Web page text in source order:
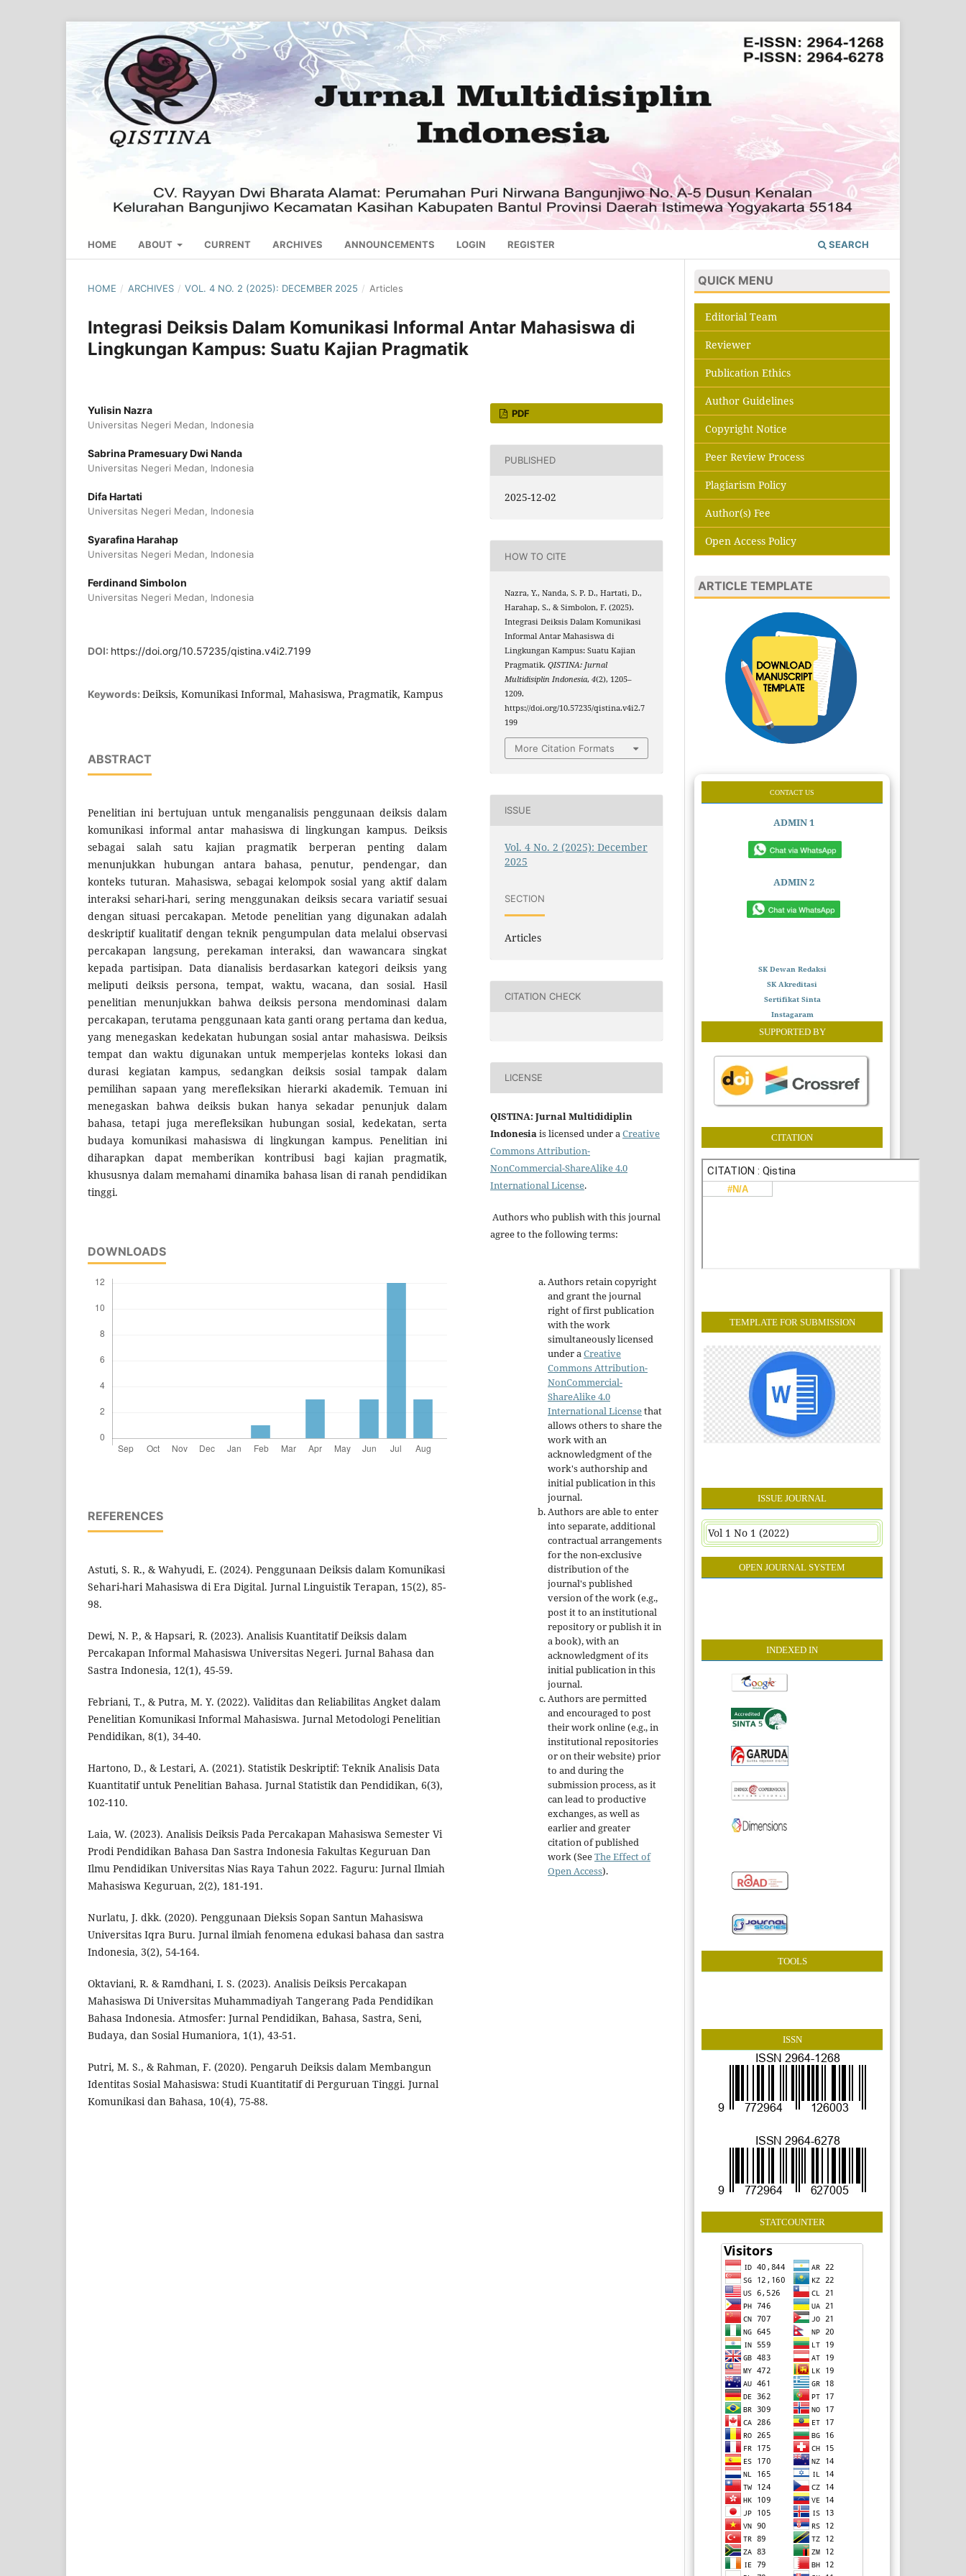
HOME ABOUT CURRENT ARCHIVES ANNOUNCEMENTS LOGIN REGISTER SEARCH
HOME / ARCHIVES / VOL. 4 NO. 2 (2025): DECEMBER 2025 / Articles
Integrasi Deiksis Dalam Komunikasi Informal Antar Mahasiswa di
Lingkungan Kampus: Suatu Kajian Pragmatik
Yulisin Nazra
Universitas Negeri Medan, Indonesia
Sabrina Pramesuary Dwi Nanda
Universitas Negeri Medan, Indonesia
Difa Hartati
Universitas Negeri Medan, Indonesia
Syarafina Harahap
Universitas Negeri Medan, Indonesia
Ferdinand Simbolon
Universitas Negeri Medan, Indonesia
DOI: https://doi.org/10.57235/qistina.v4i2.7199
Keywords: Deiksis, Komunikasi Informal, Mahasiswa, Pragmatik, Kampus
ABSTRACT
Penelitian ini bertujuan untuk menganalisis penggunaan deiksis dalam
komunikasi informal antar mahasiswa di lingkungan kampus. Deiksis
sebagai salah satu kajian pragmatik berperan penting dalam
menunjukkan hubungan antara bahasa, penutur, pendengar, dan
konteks tuturan. Mahasiswa, sebagai kelompok sosial yang aktif dalam
interaksi sehari-hari, sering menggunakan deiksis secara variatif sesuai
dengan situasi percakapan. Metode penelitian yang digunakan adalah
deskriptif kualitatif dengan teknik pengumpulan data melalui observasi
percakapan langsung, perekaman interaksi, dan wawancara singkat
kepada partisipan. Data dianalisis berdasarkan kategori deiksis yang
meliputi deiksis persona, tempat, waktu, wacana, dan sosial. Hasil
penelitian menunjukkan bahwa deiksis persona mendominasi dalam
percakapan, terutama penggunaan kata ganti orang pertama dan kedua,
yang menegaskan kedekatan hubungan sosial antar mahasiswa. Deiksis
tempat dan waktu digunakan untuk memperjelas konteks lokasi dan
durasi kegiatan kampus, sedangkan deiksis sosial tampak dalam
pemilihan sapaan yang merefleksikan hierarki akademik. Temuan ini
menegaskan bahwa deiksis bukan hanya sekadar penunjuk dalam
bahasa, tetapi juga merefleksikan hubungan sosial, kedekatan, serta
budaya komunikasi mahasiswa di lingkungan kampus. Penelitian ini
diharapkan dapat memberikan kontribusi bagi kajian pragmatik,
khususnya dalam memahami dinamika bahasa lisan di ranah pendidikan
tinggi.
DOWNLOADS
REFERENCES
Astuti, S. R., & Wahyudi, E. (2024). Penggunaan Deiksis dalam Komunikasi
Sehari-hari Mahasiswa di Era Digital. Jurnal Linguistik Terapan, 15(2), 85-
98.
Dewi, N. P., & Hapsari, R. (2023). Analisis Kuantitatif Deiksis dalam
Percakapan Informal Mahasiswa Universitas Negeri. Jurnal Bahasa dan
Sastra Indonesia, 12(1), 45-59.
Febriani, T., & Putra, M. Y. (2022). Validitas dan Reliabilitas Angket dalam
Penelitian Komunikasi Informal Mahasiswa. Jurnal Metodologi Penelitian
Pendidikan, 8(1), 34-40.
Hartono, D., & Lestari, A. (2021). Statistik Deskriptif: Teknik Analisis Data
Kuantitatif untuk Penelitian Bahasa. Jurnal Statistik dan Pendidikan, 6(3),
102-110.
Laia, W. (2023). Analisis Deiksis Pada Percakapan Mahasiswa Semester Vi
Prodi Pendidikan Bahasa Dan Sastra Indonesia Fakultas Keguruan Dan
Ilmu Pendidikan Universitas Nias Raya Tahun 2022. Faguru: Jurnal Ilmiah
Mahasiswa Keguruan, 2(2), 181-191.
Nurlatu, J. dkk. (2020). Penggunaan Dieksis Sopan Santun Mahasiswa
Universitas Iqra Buru. Jurnal ilmiah fenomena edukasi bahasa dan sastra
Indonesia, 3(2), 54-164.
Oktaviani, R. & Ramdhani, I. S. (2023). Analisis Deiksis Percakapan
Mahasiswa Di Universitas Muhammadiyah Tangerang Pada Pendidikan
Bahasa Indonesia. Atmosfer: Jurnal Pendidikan, Bahasa, Sastra, Seni,
Budaya, dan Sosial Humaniora, 1(1), 43-51.
Putri, M. S., & Rahman, F. (2020). Pengaruh Deiksis dalam Membangun
Identitas Sosial Mahasiswa: Studi Kuantitatif di Perguruan Tinggi. Jurnal
Komunikasi dan Bahasa, 10(4), 75-88.
PDF
PUBLISHED
2025-12-02
HOW TO CITE
Nazra, Y., Nanda, S. P. D., Hartati, D.,
Harahap, S., & Simbolon, F. (2025).
Integrasi Deiksis Dalam Komunikasi
Informal Antar Mahasiswa di
Lingkungan Kampus: Suatu Kajian
Pragmatik.QISTINA: Jurnal
Multidisiplin Indonesia,4(2), 1205–
1209.
https://doi.org/10.57235/qistina.v4i2.7
199
More Citation Formats
ISSUE
Vol. 4 No. 2 (2025): December
2025
SECTION
Articles
CITATION CHECK
LICENSE
QISTINA: Jurnal Multididiplin
Indonesiais licensed under aCreative
Commons Attribution-
NonCommercial-ShareAlike 4.0
International License.
Authors who publish with this journal
agree to the following terms:
Authors retain copyright
and grant the journal
right of first publication
with the work
simultaneously licensed
under aCreative
Commons Attribution-
NonCommercial-
ShareAlike 4.0
International Licensethat
allows others to share the
work with an
acknowledgment of the
work's authorship and
initial publication in this
journal.
Authors are able to enter
into separate, additional
contractual arrangements
for the non-exclusive
distribution of the
journal's published
version of the work (e.g.,
post it to an institutional
repository or publish it in
a book), with an
acknowledgment of its
initial publication in this
journal.
Authors are permitted
and encouraged to post
their work online (e.g., in
institutional repositories
or on their website) prior
to and during the
submission process, as it
can lead to productive
exchanges, as well as
earlier and greater
citation of published
work (SeeThe Effect of
Open Access).
QUICK MENU
Editorial Team
Reviewer
Publication Ethics
Author Guidelines
Copyright Notice
Peer Review Process
Plagiarism Policy
Author(s) Fee
Open Access Policy
ARTICLE TEMPLATE
CONTACT US
ADMIN 1
ADMIN 2
SK Dewan Redaksi
SK Akreditasi
Sertifikat Sinta
Instagaram
SUPPORTED BY
CITATION
TEMPLATE FOR SUBMISSION
ISSUE JOURNAL
Vol 1 No 1 (2022)
OPEN JOURNAL SYSTEM
INDEXED IN
TOOLS
ISSN
STATCOUNTER